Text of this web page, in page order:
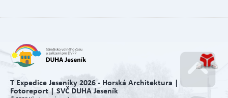
T Expedice Jeseníky 2026 - Horská Architektura |
Fotoreport | SVČ DUHA Jeseník